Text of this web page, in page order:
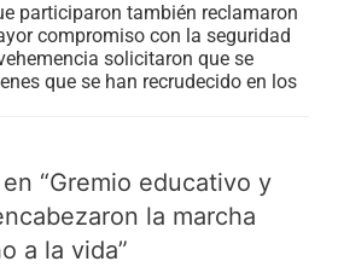
participaron también reclamaron
compromiso con la seguridad
solicitaron que se
que se han recrudecido en los
“Gremio educativo y
la marcha
a la vida”